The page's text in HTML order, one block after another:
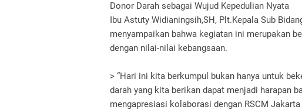
Donor Darah sebagai Wujud Kepedulian Nyata
Ibu Astuty Widianingsih,SH, Plt.Kepala Sub
menyampaikan bahwa kegiatan ini merupakan
dengan nilai-nilai kebangsaan.
> “Hari ini kita berkumpul bukan hanya untuk
darah yang kita berikan dapat menjadi harapan
mengapresiasi kolaborasi dengan RSCM